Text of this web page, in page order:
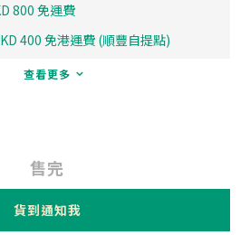
800 免運費
400 免港運費 (順豐自提點)
查看更多
售完
貨到通知我